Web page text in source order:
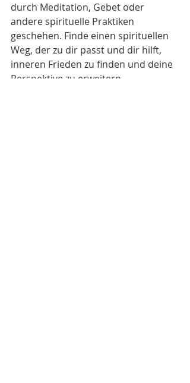
durch Meditation, Gebet oder
andere spirituelle Praktiken
geschehen. Finde einen spirituellen
Weg, der zu dir passt und dir hilft,
inneren Frieden zu finden und deine
Perspektive zu erweitern.